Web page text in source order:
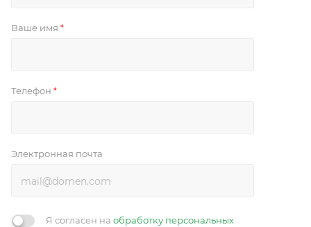
Ваше имя *
Телефон *
Электронная почта
Я согласен на обработку персональных